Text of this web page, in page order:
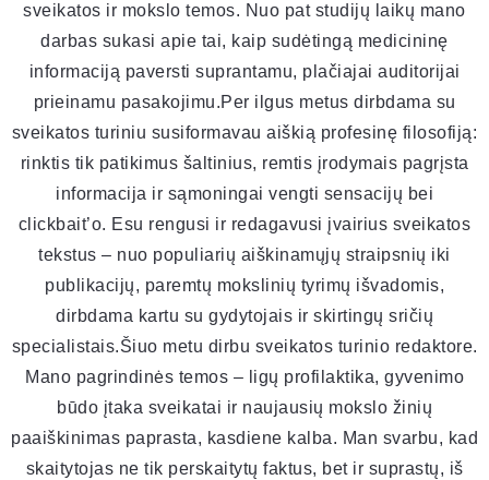
sveikatos ir mokslo temos. Nuo pat studijų laikų mano
darbas sukasi apie tai, kaip sudėtingą medicininę
informaciją paversti suprantamu, plačiajai auditorijai
prieinamu pasakojimu.Per ilgus metus dirbdama su
sveikatos turiniu susiformavau aiškią profesinę filosofiją:
rinktis tik patikimus šaltinius, remtis įrodymais pagrįsta
informacija ir sąmoningai vengti sensacijų bei
clickbait’o. Esu rengusi ir redagavusi įvairius sveikatos
tekstus – nuo populiarių aiškinamųjų straipsnių iki
publikacijų, paremtų mokslinių tyrimų išvadomis,
dirbdama kartu su gydytojais ir skirtingų sričių
specialistais.Šiuo metu dirbu sveikatos turinio redaktore.
Mano pagrindinės temos – ligų profilaktika, gyvenimo
būdo įtaka sveikatai ir naujausių mokslo žinių
paaiškinimas paprasta, kasdiene kalba. Man svarbu, kad
skaitytojas ne tik perskaitytų faktus, bet ir suprastų, iš